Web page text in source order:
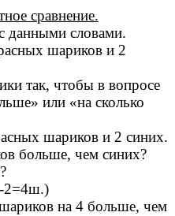
сравнение.
данными словами.
шариков и 2
так, чтобы в вопросе
или «на сколько
шариков и 2 синих.
больше, чем синих?
2=4ш.)
на 4 больше, чем